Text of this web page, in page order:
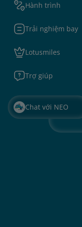
Hành trình
Trải nghiệm bay
Lotusmiles
Trợ giúp
Chat với NEO